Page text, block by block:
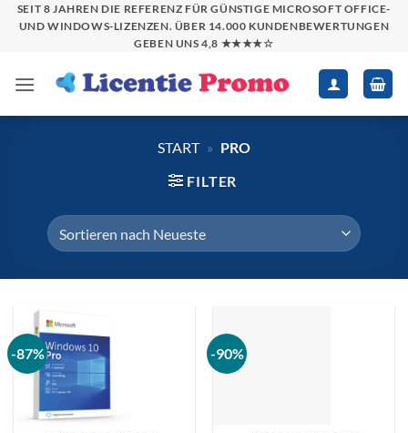
Zum
Inhalt
SEIT 8 JAHREN DIE REFERENZ FÜR GÜNSTIGE MICROSOFT OFFICE-
UND WINDOWS-LIZENZEN. ÜBER 14.000 KUNDENBEWERTUNGEN
GEBEN UNS 4,8 ★★★★☆
START » PRO
FILTER
-87% -90%